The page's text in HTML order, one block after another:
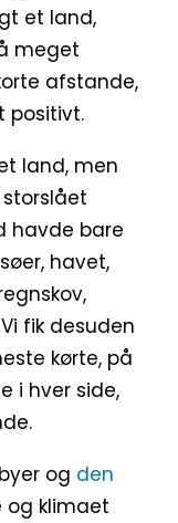
et land,
meget
afstande,
positivt.
land, men
havde bare
havet,
fik desuden
kørte, på
i hver side,
og den
og klimaet